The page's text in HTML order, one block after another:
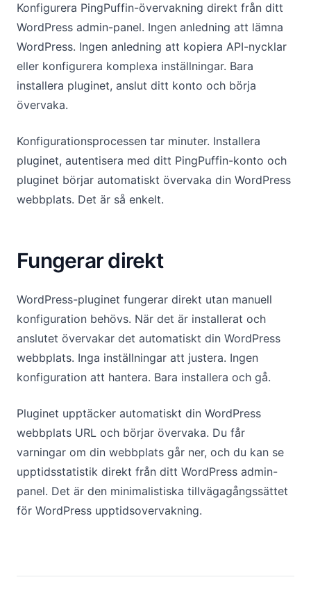
Konfigurera PingPuffin-övervakning direkt från ditt
WordPress admin-panel. Ingen anledning att lämna
WordPress. Ingen anledning att kopiera API-nycklar
eller konfigurera komplexa inställningar. Bara
installera pluginet, anslut ditt konto och börja
övervaka.
Konfigurationsprocessen tar minuter. Installera
pluginet, autentisera med ditt PingPuffin-konto och
pluginet börjar automatiskt övervaka din WordPress
webbplats. Det är så enkelt.
Fungerar direkt
WordPress-pluginet fungerar direkt utan manuell
konfiguration behövs. När det är installerat och
anslutet övervakar det automatiskt din WordPress
webbplats. Inga inställningar att justera. Ingen
konfiguration att hantera. Bara installera och gå.
Pluginet upptäcker automatiskt din WordPress
webbplats URL och börjar övervaka. Du får
varningar om din webbplats går ner, och du kan se
upptidsstatistik direkt från ditt WordPress admin-
panel. Det är den minimalistiska tillvägagångssättet
för WordPress upptidsovervakning.